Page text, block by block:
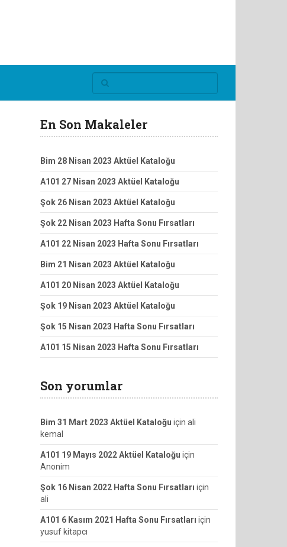
En Son Makaleler
Bim 28 Nisan 2023 Aktüel Kataloğu
A101 27 Nisan 2023 Aktüel Kataloğu
Şok 26 Nisan 2023 Aktüel Kataloğu
Şok 22 Nisan 2023 Hafta Sonu Fırsatları
A101 22 Nisan 2023 Hafta Sonu Fırsatları
Bim 21 Nisan 2023 Aktüel Kataloğu
A101 20 Nisan 2023 Aktüel Kataloğu
Şok 19 Nisan 2023 Aktüel Kataloğu
Şok 15 Nisan 2023 Hafta Sonu Fırsatları
A101 15 Nisan 2023 Hafta Sonu Fırsatları
Son yorumlar
Bim 31 Mart 2023 Aktüel Kataloğu için ali
kemal
A101 19 Mayıs 2022 Aktüel Kataloğu için
Anonim
Şok 16 Nisan 2022 Hafta Sonu Fırsatları için
ali
A101 6 Kasım 2021 Hafta Sonu Fırsatları için
yusuf kitapcı